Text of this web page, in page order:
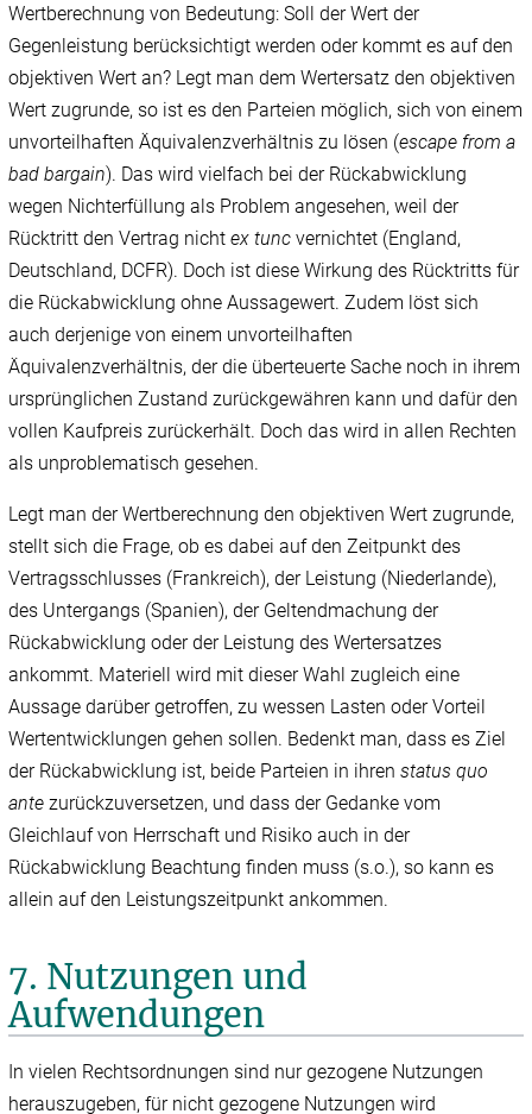
Wertberechnung von Bedeutung: Soll der Wert der
Gegenleistung berücksichtigt werden oder kommt es auf den
objektiven Wert an? Legt man dem Wertersatz den objektiven
Wert zugrunde, so ist es den Parteien möglich, sich von einem
unvorteilhaften Äquivalenzverhältnis zu lösen (escape from a
bad bargain). Das wird vielfach bei der Rückabwicklung
wegen Nichterfüllung als Problem angesehen, weil der
Rücktritt den Vertrag nichtex tunc vernichtet (England,
Deutschland, DCFR). Doch ist diese Wirkung des Rücktritts für
die Rückabwicklung ohne Aussagewert. Zudem löst sich
auch derjenige von einem unvorteilhaften
Äquivalenzverhältnis, der die überteuerte Sache noch in ihrem
ursprünglichen Zustand zurückgewähren kann und dafür den
vollen Kaufpreis zurückerhält. Doch das wird in allen Rechten
als unproblematisch gesehen.
Legt man der Wertberechnung den objektiven Wert zugrunde,
stellt sich die Frage, ob es dabei auf den Zeitpunkt des
Vertragsschlusses (Frankreich), der Leistung (Niederlande),
des Untergangs (Spanien), der Geltendmachung der
Rückabwicklung oder der Leistung des Wertersatzes
ankommt. Materiell wird mit dieser Wahl zugleich eine
Aussage darüber getroffen, zu wessen Lasten oder Vorteil
Wertentwicklungen gehen sollen. Bedenkt man, dass es Ziel
der Rückabwicklung ist, beide Parteien in ihrenstatus quo
ante zurückzuversetzen, und dass der Gedanke vom
Gleichlauf von Herrschaft und Risiko auch in der
Rückabwicklung Beachtung finden muss (s.o.), so kann es
allein auf den Leistungszeitpunkt ankommen.
7. Nutzungen und
Aufwendungen
In vielen Rechtsordnungen sind nur gezogene Nutzungen
herauszugeben, für nicht gezogene Nutzungen wird